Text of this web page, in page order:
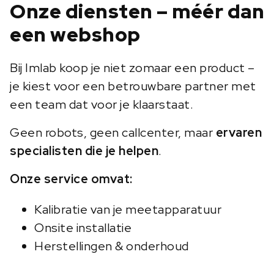
Onze diensten – méér dan
een webshop
Bij Imlab koop je niet zomaar een product –
je kiest voor een betrouwbare partner met
een team dat voor je klaarstaat.
Geen robots, geen callcenter, maar ervaren
specialisten die je helpen.
Onze service omvat:
Kalibratie van je meetapparatuur
Onsite installatie
Herstellingen & onderhoud